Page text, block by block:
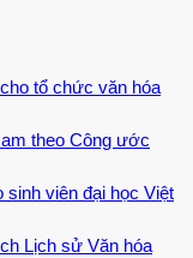
lao động dây
cao, lao động với
trực tiếp của con
việc tự động hóa
và lao động trực
bị thay đổi sâu sắc.
trí đứng máy, nay
vị trí thiết bị tự động
của hệ thống tự
tổ chức văn hóa
theo Công ước
sinh viên đại học Việt
Lịch sử Văn hóa